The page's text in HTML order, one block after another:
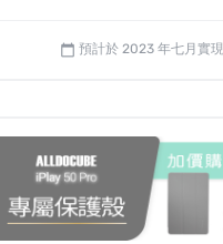
calendar_today 預計於 2023 年七月實現